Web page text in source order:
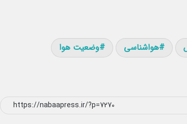
هواشناسی وضعیت هوا